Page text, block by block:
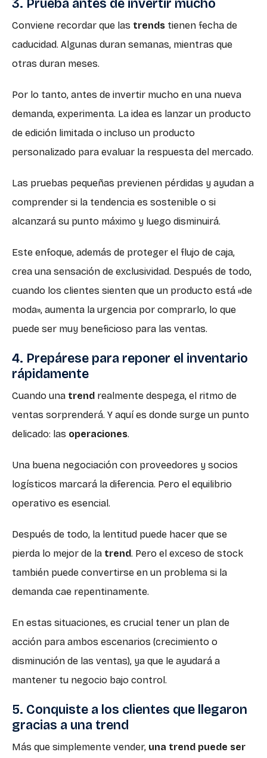
3. Prueba antes de invertir mucho
Conviene recordar que las trends tienen fecha de
caducidad. Algunas duran semanas, mientras que
otras duran meses.
Por lo tanto, antes de invertir mucho en una nueva
demanda, experimenta. La idea es lanzar un producto
de edición limitada o incluso un producto
personalizado para evaluar la respuesta del mercado.
Las pruebas pequeñas previenen pérdidas y ayudan a
comprender si la tendencia es sostenible o si
alcanzará su punto máximo y luego disminuirá.
Este enfoque, además de proteger el flujo de caja,
crea una sensación de exclusividad. Después de todo,
cuando los clientes sienten que un producto está «de
moda», aumenta la urgencia por comprarlo, lo que
puede ser muy beneficioso para las ventas.
4. Prepárese para reponer el inventario
rápidamente
Cuando una trend realmente despega, el ritmo de
ventas sorprenderá. Y aquí es donde surge un punto
delicado: las operaciones.
Una buena negociación con proveedores y socios
logísticos marcará la diferencia. Pero el equilibrio
operativo es esencial.
Después de todo, la lentitud puede hacer que se
pierda lo mejor de la trend. Pero el exceso de stock
también puede convertirse en un problema si la
demanda cae repentinamente.
En estas situaciones, es crucial tener un plan de
acción para ambos escenarios (crecimiento o
disminución de las ventas), ya que le ayudará a
mantener tu negocio bajo control.
5. Conquiste a los clientes que llegaron
gracias a una trend
Más que simplemente vender, una trend puede ser